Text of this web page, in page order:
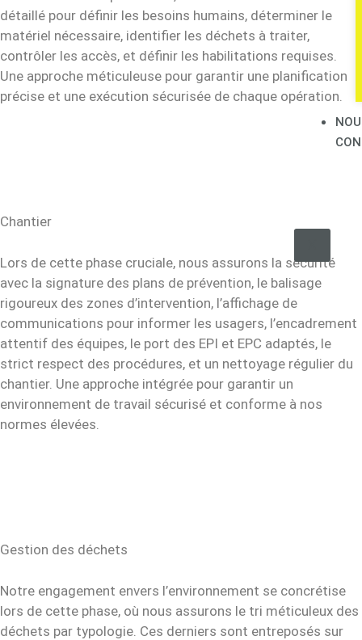
détaillé pour définir les besoins humains, déterminer le
matériel nécessaire, identifier les déchets à traiter,
contrôler les accès, et définir les habilitations requises.
Une approche méticuleuse pour garantir une planification
précise et une exécution sécurisée de chaque opération.
Chantier
Lors de cette phase cruciale, nous assurons la sécurité
avec la signature des plans de prévention, le balisage
rigoureux des zones d’intervention, l’affichage de
communications pour informer les usagers, l’encadrement
attentif des équipes, le port des EPI et EPC adaptés, le
strict respect des procédures, et un nettoyage régulier du
chantier. Une approche intégrée pour garantir un
environnement de travail sécurisé et conforme à nos
normes élevées.
Gestion des déchets
Notre engagement envers l’environnement se concrétise
lors de cette phase, où nous assurons le tri méticuleux des
déchets par typologie. Ces derniers sont entreposés sur